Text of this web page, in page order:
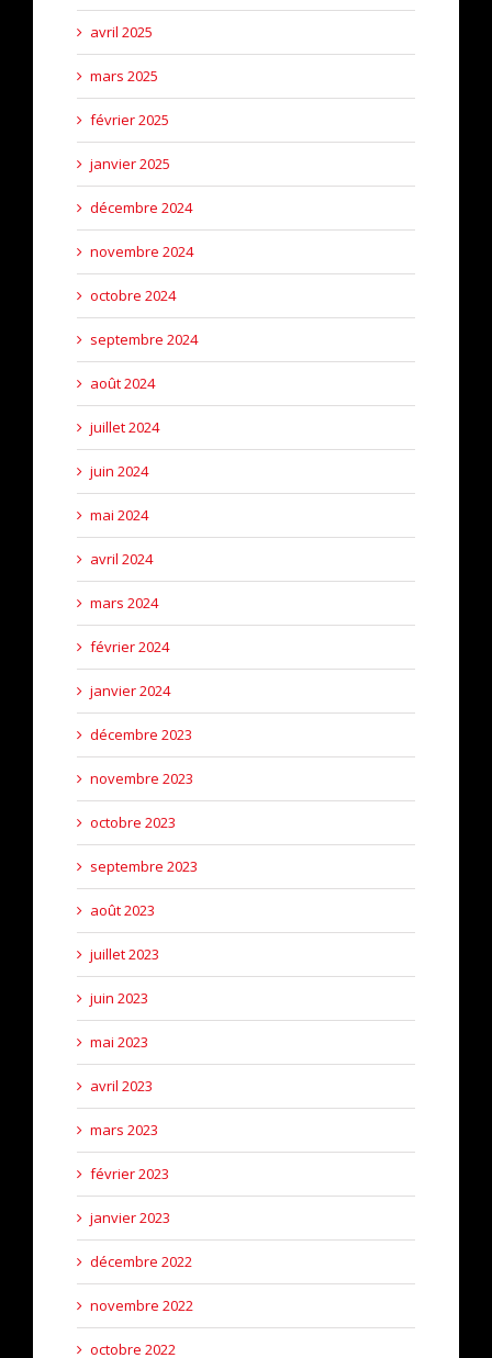
avril 2025
mars 2025
février 2025
janvier 2025
décembre 2024
novembre 2024
octobre 2024
septembre 2024
août 2024
juillet 2024
juin 2024
mai 2024
avril 2024
mars 2024
février 2024
janvier 2024
décembre 2023
novembre 2023
octobre 2023
septembre 2023
août 2023
juillet 2023
juin 2023
mai 2023
avril 2023
mars 2023
février 2023
janvier 2023
décembre 2022
novembre 2022
octobre 2022